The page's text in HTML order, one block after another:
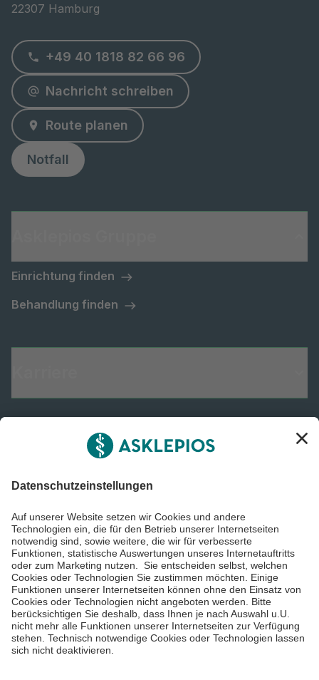
22307 Hamburg
+49 40 1818 82 66 96
Nachricht schreiben
Route planen
Notfall
Einrichtung finden
Behandlung finden
Informiert bleiben
Impressum
Datenschutzinformationen
Barrierefreiheit